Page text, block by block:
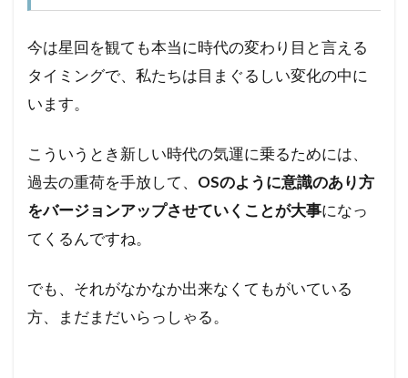
今は星回を観ても本当に時代の変わり目と言える
タイミングで、私たちは目まぐるしい変化の中に
います。
こういうとき新しい時代の気運に乗るためには、
過去の重荷を手放して、 OSのように意識のあり方
をバージョンアップさせていくことが大事になっ
てくるんですね。
でも、それがなかなか出来なくてもがいている
方、まだまだいらっしゃる。